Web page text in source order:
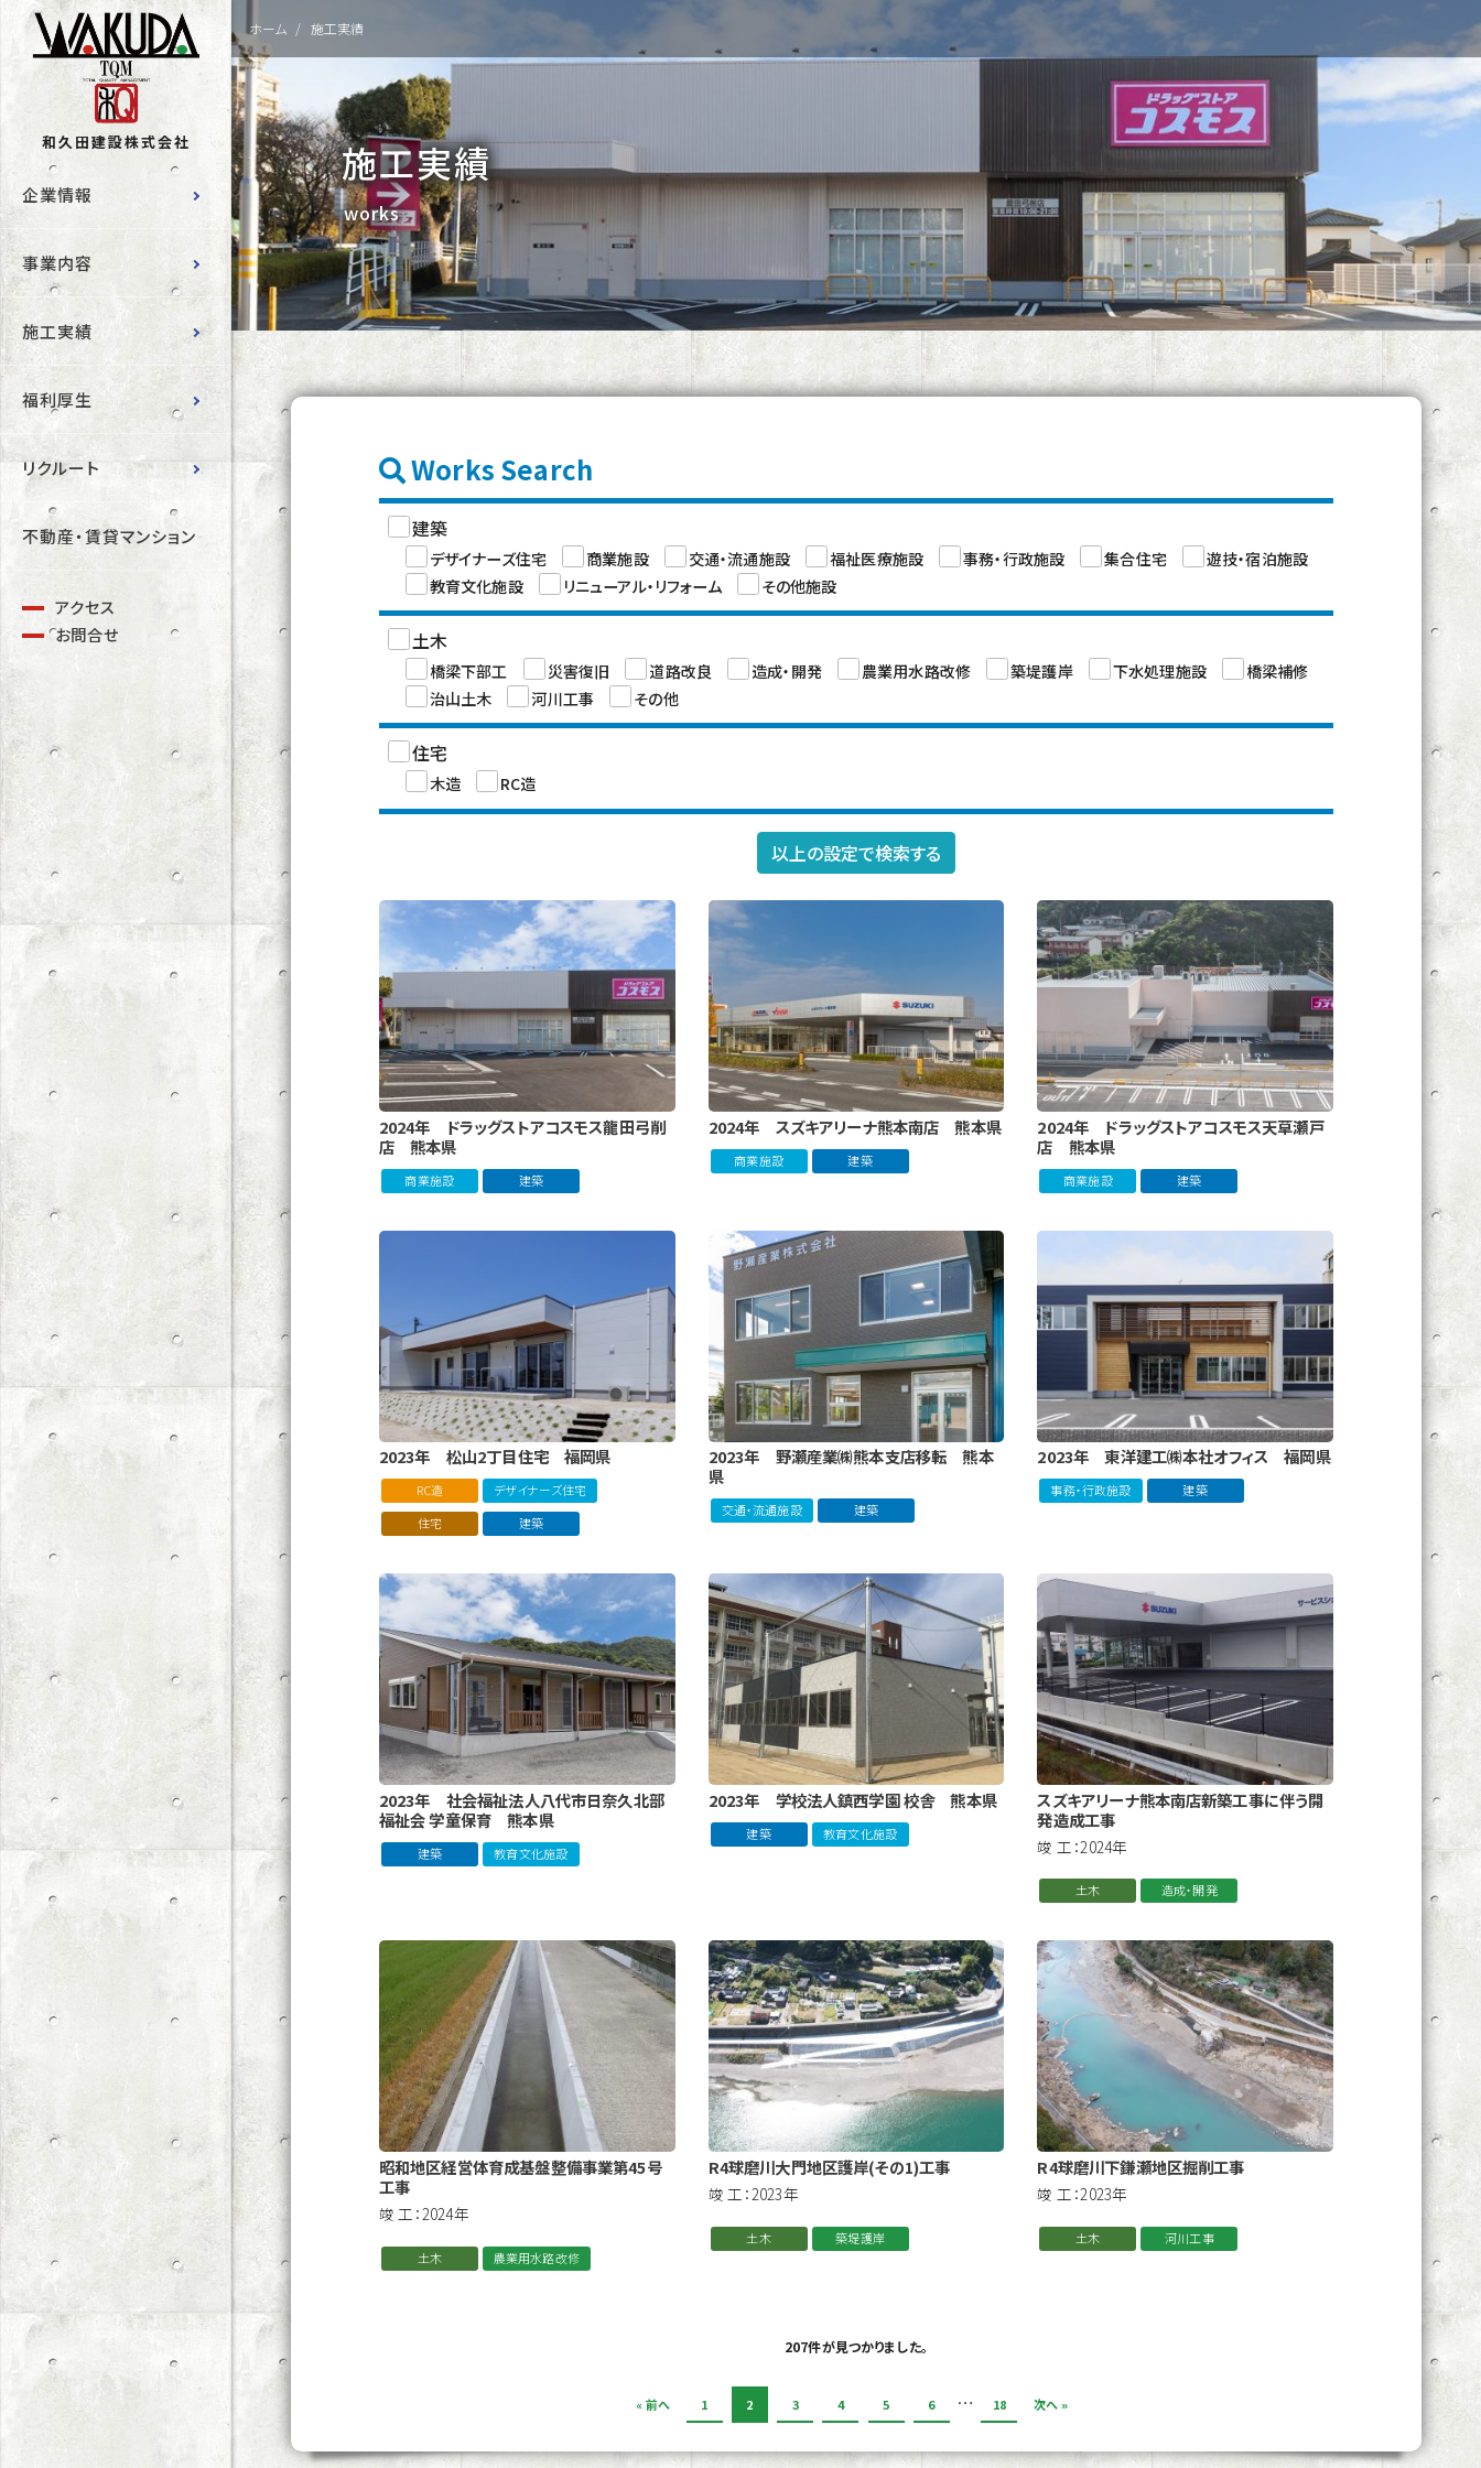
和久田建設株式会社
企業情報
事業内容
施工実績
福利厚生
リクルート
不動産・賃貸マンション
アクセス
お問合せ
ホーム 施工実績
施工実績
works
Works Search
建築
デザイナーズ住宅 商業施設 交通・流通施設 福祉医療施設 事務・行政施設 集合住宅
遊技・宿泊施設
教育文化施設
リニューアル・リフォーム その他施設
土木
橋梁下部工 災害復旧 道路改良 造成・開発 農業用水路改修 築堤護岸 下水処理施設
橋梁補修
治山土木
河川工事 その他
住宅
木造 RC造
2024年 ドラッグストアコスモス龍田弓削
店 熊本県
商業施設 建築
2024年 スズキアリーナ熊本南店 熊本県
商業施設 建築
2024年 ドラッグストアコスモス天草瀬戸
店 熊本県
商業施設 建築
2023年 松山2丁目住宅 福岡県
RC造
デザイナーズ住宅
住宅
建築
2023年 野瀬産業㈱熊本支店移転 熊本
県
交通・流通施設 建築
2023年 東洋建工㈱本社オフィス 福岡県
事務・行政施設 建築
2023年 社会福祉法人八代市日奈久北部
福祉会 学童保育 熊本県
建築 教育文化施設
2023年 学校法人鎮西学園 校舎 熊本県
建築 教育文化施設
スズキアリーナ熊本南店新築工事に伴う開
発造成工事
竣 工：2024年
土木 造成・開発
昭和地区経営体育成基盤整備事業第45号
工事
竣 工：2024年
土木 農業用水路改修
R4球磨川大門地区護岸(その1)工事
竣 工：2023年
土木 築堤護岸
R4球磨川下鎌瀬地区掘削工事
竣 工：2023年
土木 河川工事
207件が見つかりました。
« 前へ 1 2 3 4 5 6 … 18 次へ »